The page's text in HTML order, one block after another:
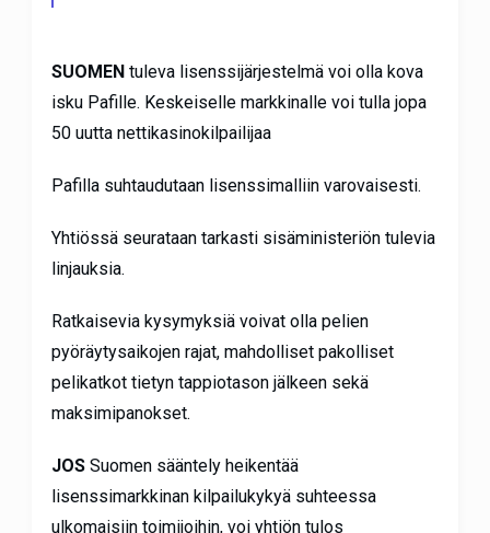
SUOMEN tuleva lisenssijärjestelmä voi olla kova
isku Pafille. Keskeiselle markkinalle voi tulla jopa
50 uutta nettikasinokilpailijaa
Pafilla suhtaudutaan lisenssimalliin varovaisesti.
Yhtiössä seurataan tarkasti sisäministeriön tulevia
linjauksia.
Ratkaisevia kysymyksiä voivat olla pelien
pyöräytysaikojen rajat, mahdolliset pakolliset
pelikatkot tietyn tappiotason jälkeen sekä
maksimipanokset.
JOS Suomen sääntely heikentää
lisenssimarkkinan kilpailukykyä suhteessa
ulkomaisiin toimijoihin, voi yhtiön tulos